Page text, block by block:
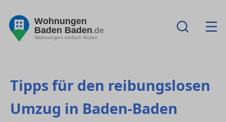
Wohnungen
Baden Baden.de
Wohnungen einfach finden
Tipps für den reibungslosen
Umzug in Baden-Baden